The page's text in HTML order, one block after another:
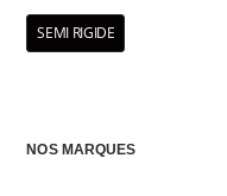
SEMI RIGIDE
NOS MARQUES